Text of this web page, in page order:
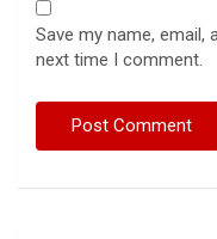
Save my name,
next time I comment.